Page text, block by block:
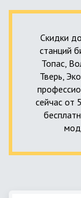
Скидки
станций
Топас,
Тверь,
сейчас от